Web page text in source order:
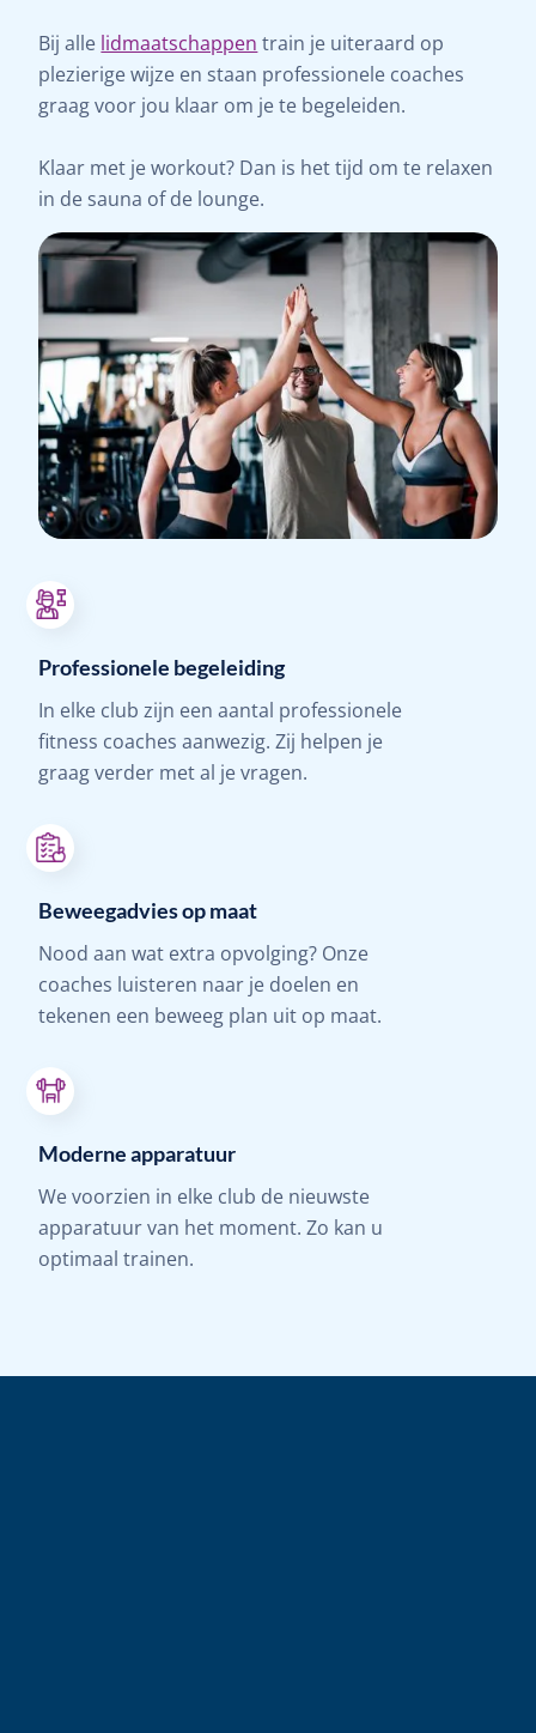
Bij alle lidmaatschappen train je uiteraard op
plezierige wijze en staan professionele coaches
graag voor jou klaar om je te begeleiden.
Klaar met je workout? Dan is het tijd om te relaxen
in de sauna of de lounge.
Professionele begeleiding
In elke club zijn een aantal professionele
fitness coaches aanwezig. Zij helpen je
graag verder met al je vragen.
Beweegadvies op maat
Nood aan wat extra opvolging? Onze
coaches luisteren naar je doelen en
tekenen een beweeg plan uit op maat.
Moderne apparatuur
We voorzien in elke club de nieuwste
apparatuur van het moment. Zo kan u
optimaal trainen.